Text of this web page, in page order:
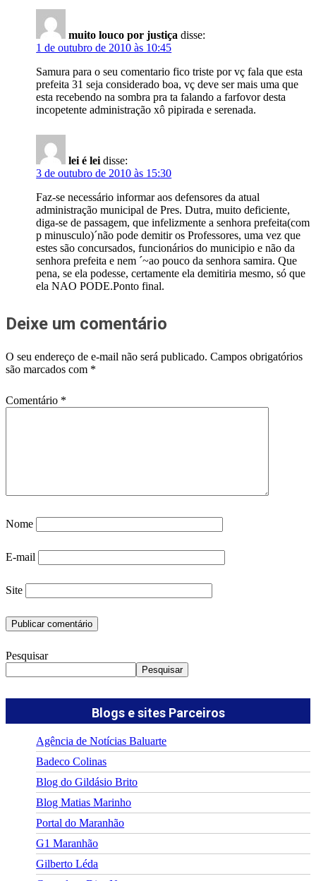
muito louco por justiça disse:
1 de outubro de 2010 às 10:45
Samura para o seu comentario fico triste por vç fala que esta
prefeita 31 seja considerado boa, vç deve ser mais uma que
esta recebendo na sombra pra ta falando a farfovor desta
incopetente administração xô pipirada e serenada.
lei é lei disse:
3 de outubro de 2010 às 15:30
Faz-se necessário informar aos defensores da atual
administração municipal de Pres. Dutra, muito deficiente,
diga-se de passagem, que infelizmente a senhora prefeita(com
p minusculo)´não pode demitir os Professores, uma vez que
estes são concursados, funcionários do municipio e não da
senhora prefeita e nem ´~ao pouco da senhora samira. Que
pena, se ela podesse, certamente ela demitiria mesmo, só que
ela NAO PODE.Ponto final.
Deixe um comentário
O seu endereço de e-mail não será publicado. Campos obrigatórios
são marcados com *
Comentário *
Nome
E-mail
Site
Pesquisar
Pesquisar
Blogs e sites Parceiros
Agência de Notícias Baluarte
Badeco Colinas
Blog do Gildásio Brito
Blog Matias Marinho
Portal do Maranhão
G1 Maranhão
Gilberto Léda